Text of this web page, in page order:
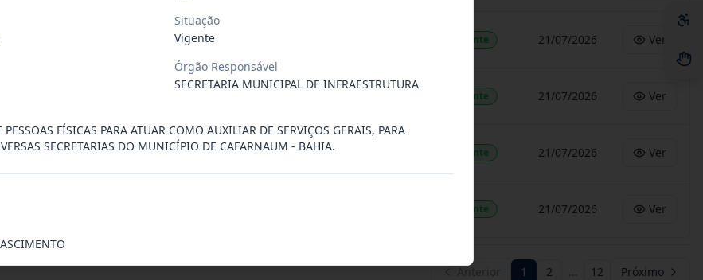
objeto o Credenciamento de Pessoa J... Vigente 21/07/2026 Ver
Vigente 21/07/2026 Ver
objeto o Credenciamento de Pessoa J... Vigente 21/07/2026 Ver
objeto o Credenciamento de Pessoa J Vigente 21/07/2026 Ver
Anterior 1 2 … 12 Próximo
Situação
Vigente
Órgão Responsável
SECRETARIA MUNICIPAL DE INFRAESTRUTURA
FÍSICAS PARA ATUAR COMO AUXILIAR DE SERVIÇOS GERAIS, PARA
SECRETARIAS DO MUNICÍPIO DE CAFARNAUM - BAHIA.